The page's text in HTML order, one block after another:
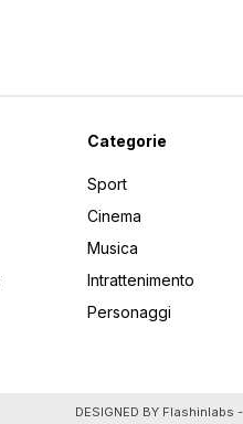
Categorie
Sport
Cinema
Musica
Intrattenimento
Personaggi
DESIGNED BY Flashinlabs